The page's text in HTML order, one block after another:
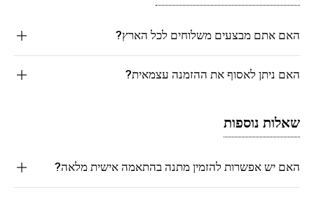
האם אתם מבצעים משלוחים לכל הארץ?
האם ניתן לאסוף את ההזמנה עצמאית?
שאלות נוספות
האם יש אפשרות להזמין מתנה בהתאמה אישית מלאה?